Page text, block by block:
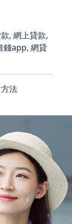
, 網上貸款,
錢app, 網貸
法